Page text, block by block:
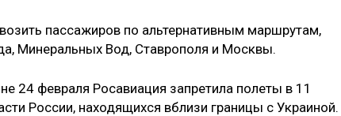
пассажиров по альтернативным маршрутам,
Минеральных Вод, Ставрополя и Москвы.
24 февраля Росавиация запретила полеты в 11
России, находящихся вблизи границы с Украиной.